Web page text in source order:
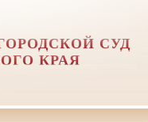
СУД
КРАЯ